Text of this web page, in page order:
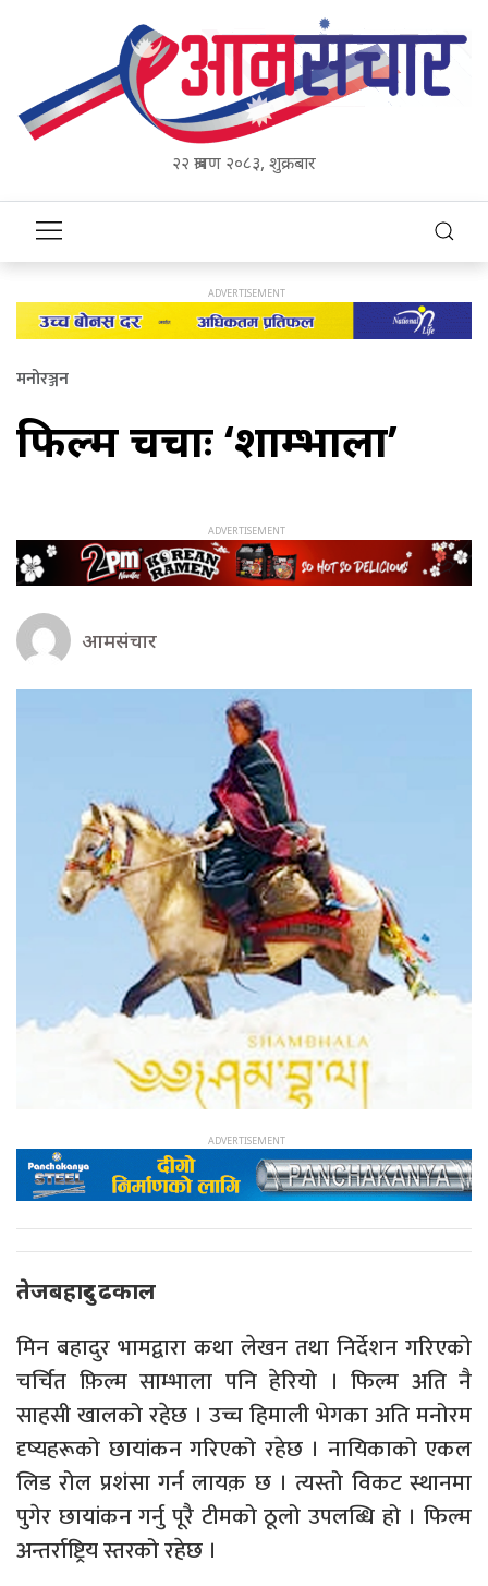
२२ श्रावण २०८३, शुक्रबार
मनोरञ्जन
फिल्म चर्चाः ‘शाम्भाला’
आमसंचार
तेजबहादुर ढकाल
मिन बहादुर भामद्वारा कथा लेखन तथा निर्देशन गरिएको
चर्चित फ़िल्म साम्भाला पनि हेरियो । फिल्म अति नै
साहसी खालको रहेछ । उच्च हिमाली भेगका अति मनोरम
दृष्यहरूको छायांकन गरिएको रहेछ । नायिकाको एकल
लिड रोल प्रशंसा गर्न लायक़ छ । त्यस्तो विकट स्थानमा
पुगेर छायांकन गर्नु पूरै टीमको ठूलो उपलब्धि हो । फिल्म
अन्तर्राष्ट्रिय स्तरको रहेछ ।